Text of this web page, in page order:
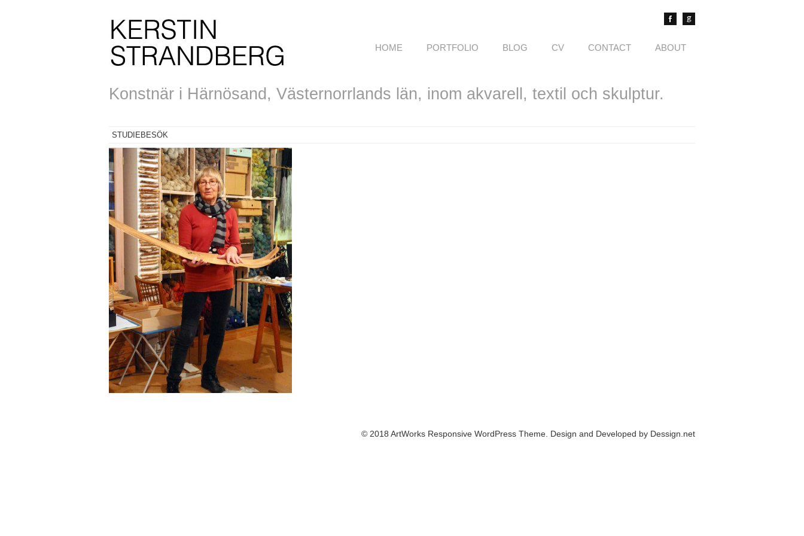
HOME PORTFOLIO BLOG CV CONTACT ABOUT
Konstnär i Härnösand, Västernorrlands län, inom akvarell, textil och skulptur.
STUDIEBESÖK
© 2018 ArtWorks Responsive WordPress Theme. Design and Developed by Dessign.net